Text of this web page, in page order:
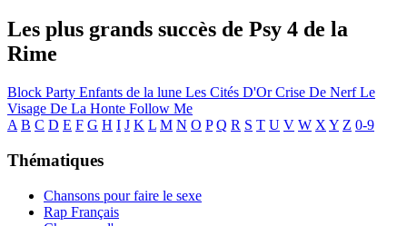
Les plus grands succès de Psy 4 de la
Rime
Block Party Enfants de la lune Les Cités D'OrCrise De NerfLe
Visage De La Honte Follow Me
A B C D E F G H I J K L M N O P Q R S T U V W X Y Z 0-9
Thématiques
Chansons pour faire le sexe
Rap Français